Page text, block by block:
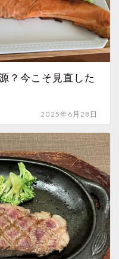
？今こそ見直した
2025年6月28日